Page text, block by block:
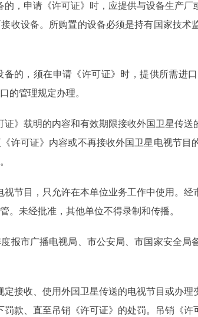
申请《许可证》时，应提供与设备生产厂
收设备。所购置的设备必须是持有国家技
，须在申请《许可证》时，提供所需进
的管理规定办理。
载明的内容和有效期限接收外国卫星传送
许可证》内容或不再接收外国卫星电视节
目，只允许在本单位业务工作中使用。经
。未经批准，其他单位不得录制和传播。
市广播电视局、市公安局、市国家安全局
收、使用外国卫星传送的电视节目或办理
罚款、直至吊销《许可证》的处罚。吊销《